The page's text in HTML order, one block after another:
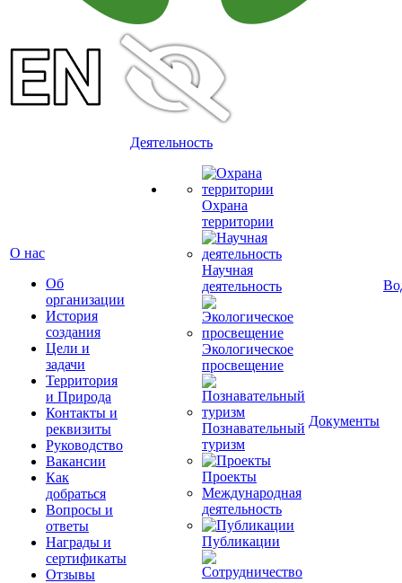
О нас
Об
организации
История
создания
Цели и
задачи
Территория
и Природа
Контакты и
реквизиты
Руководство
Вакансии
Как
добраться
Вопросы и
ответы
Награды и
сертификаты
Отзывы
Деятельность
Охрана
территории
Научная
деятельность
Экологическое
просвещение
Познавательный
туризм
Проекты
Международная
деятельность
Публикации
Документы